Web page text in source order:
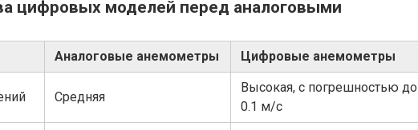
цифровых моделей перед аналоговыми
Аналоговые анемометры Цифровые анемометры
Средняя
Высокая, с погрешностью до
0.1 м/с